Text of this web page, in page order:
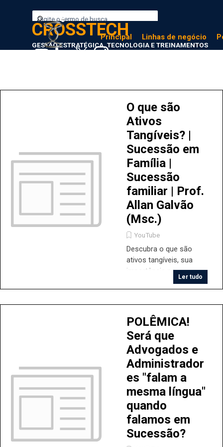
CROSSTECH
Principal Linhas de negócio
GESTÃO ESTRATÉGICA, TECNOLOGIA E TREINAMENTOS
O que são
Ativos
Tangíveis? |
Sucessão em
Família |
Sucessão
familiar | Prof.
Allan Galvão
(Msc.)
YouTube
Descubra o que são
ativos tangíveis, sua
importância no
podem impactar a
harmonia familiar e o
futuro da sua empresa.
Aprenda a identificá-los,
avaliar seu valor e
planejar sua divisão para
evitar conflitos e
garantir uma transição
tranquila e eficiente.
Ler tudo
POLÊMICA!
Será que
Advogados e
Administrador
es "falam a
mesma língua"
quando
falamos em
Sucessão?